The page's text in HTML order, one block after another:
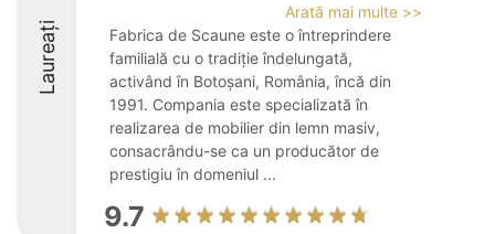
Laureați
Arată mai multe >>
Fabrica de Scaune este o întreprindere
familială cu o tradiție îndelungată,
activând în Botoșani, România, încă din
1991. Compania este specializată în
realizarea de mobilier din lemn masiv,
consacrându-se ca un producător de
prestigiu în domeniul ...
9.7